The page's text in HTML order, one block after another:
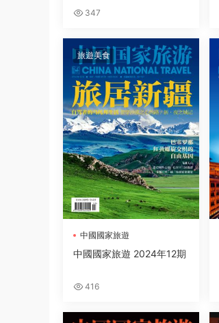
347
旅遊美食
中國國家旅遊
中國國家旅遊 2024年12期
416